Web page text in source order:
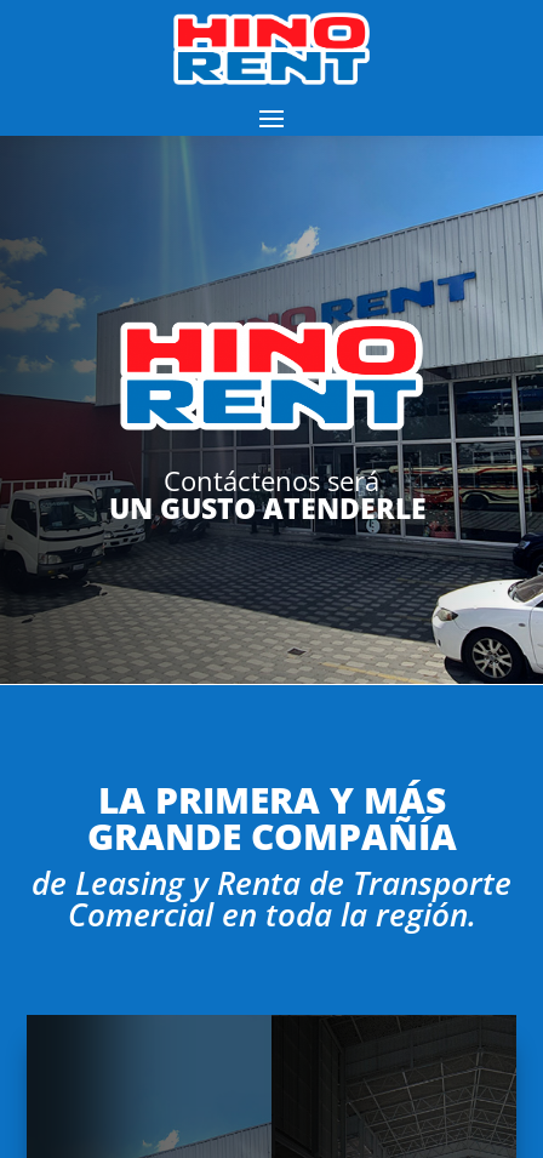
Contáctenos será
UN GUSTO ATENDERLE
LA PRIMERA Y MÁS
GRANDE COMPAÑÍA
de Leasing y Renta de Transporte
Comercial en toda la región.